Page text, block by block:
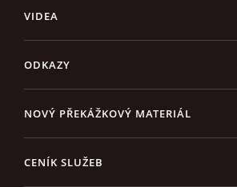
VIDEA
ODKAZY
NOVÝ PŘEKÁŽKOVÝ MATERIÁL
CENÍK SLUŽEB